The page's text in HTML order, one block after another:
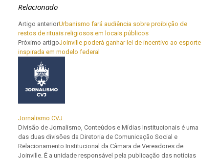
Relacionado
Artigo anteriorUrbanismo fará audiência sobre proibição de
restos de rituais religiosos em locais públicos
Próximo artigoJoinville poderá ganhar lei de incentivo ao esporte
inspirada em modelo federal
Jornalismo CVJ
Divisão de Jornalismo, Conteúdos e Mídias Institucionais é uma
das duas divisões da Diretoria de Comunicação Social e
Relacionamento Institucional da Câmara de Vereadores de
Joinville. É a unidade responsável pela publicação das notícias